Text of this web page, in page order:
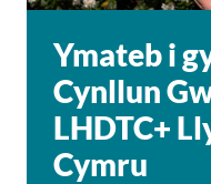
Ymateb i
Cynllun
LHDTC+
Cymru